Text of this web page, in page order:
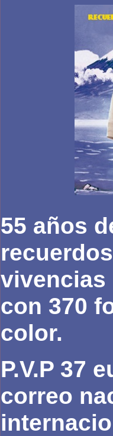
55 años
vivencias
con 370
color.
P.V.P 37
correo